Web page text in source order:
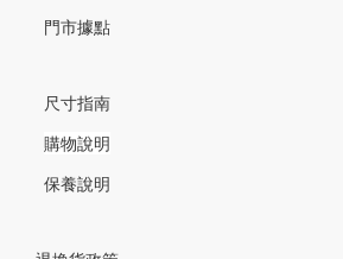
門市據點
尺寸指南
購物說明
保養說明